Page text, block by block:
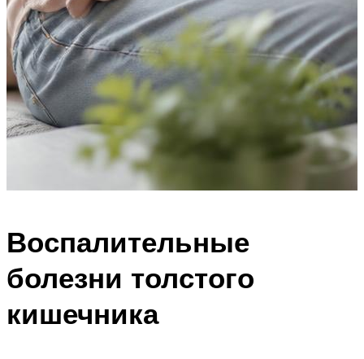
Воспалительные
болезни толстого
кишечника